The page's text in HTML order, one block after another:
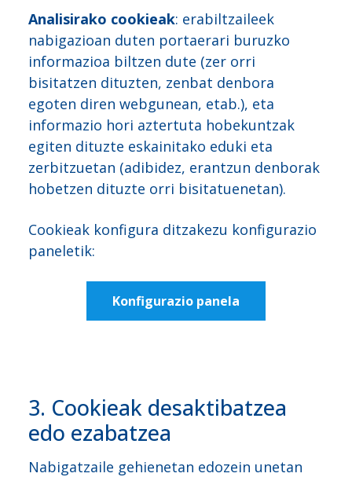
Analisirako cookieak: erabiltzaileek
nabigazioan duten portaerari buruzko
informazioa biltzen dute (zer orri
bisitatzen dituzten, zenbat denbora
egoten diren webgunean, etab.), eta
informazio hori aztertuta hobekuntzak
egiten dituzte eskainitako eduki eta
zerbitzuetan (adibidez, erantzun denborak
hobetzen dituzte orri bisitatuenetan).
Cookieak konfigura ditzakezu konfigurazio
paneletik:
Konfigurazio panela
3. Cookieak desaktibatzea
edo ezabatzea
Nabigatzaile gehienetan edozein unetan